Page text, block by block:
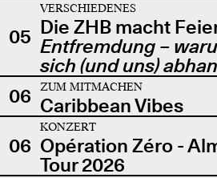
05
VERSCHIEDENES
Die ZHB macht
Entfremdung –
sich (und uns)
06
ZUM MITMACHEN
Caribbean Vibes
06
KONZERT
Opération Zéro -
Tour 2026